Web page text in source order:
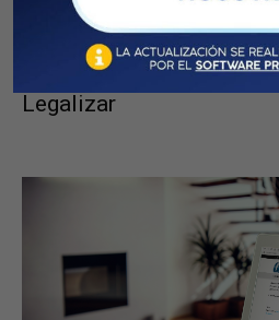
Listado de Control
Legalizar